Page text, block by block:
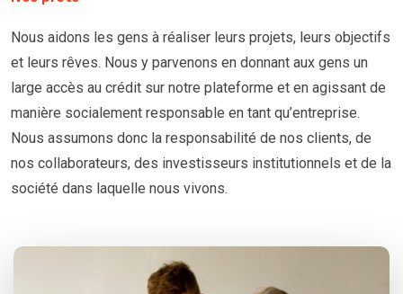
Nous aidons les gens à réaliser leurs projets, leurs objectifs
et leurs rêves. Nous y parvenons en donnant aux gens un
large accès au crédit sur notre plateforme et en agissant de
manière socialement responsable en tant qu’entreprise.
Nous assumons donc la responsabilité de nos clients, de
nos collaborateurs, des investisseurs institutionnels et de la
société dans laquelle nous vivons.